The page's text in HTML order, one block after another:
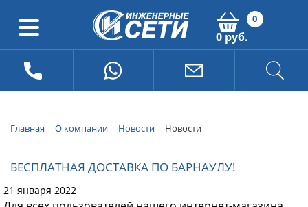
0
0 руб.
Главная О компании Новости Новости
БЕСПЛАТНАЯ ДОСТАВКА ПО БАРНАУЛУ!
21 января 2022